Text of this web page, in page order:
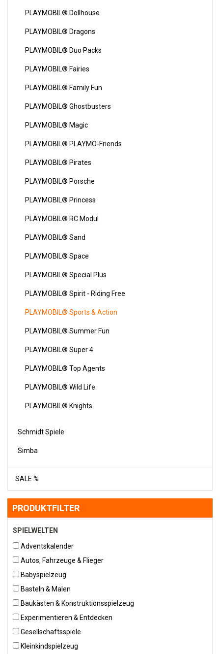
PLAYMOBIL® Dollhouse
PLAYMOBIL® Dragons
PLAYMOBIL® Duo Packs
PLAYMOBIL® Fairies
PLAYMOBIL® Family Fun
PLAYMOBIL® Ghostbusters
PLAYMOBIL® Magic
PLAYMOBIL® PLAYMO-Friends
PLAYMOBIL® Pirates
PLAYMOBIL® Porsche
PLAYMOBIL® Princess
PLAYMOBIL® RC Modul
PLAYMOBIL® Sand
PLAYMOBIL® Space
PLAYMOBIL® Special Plus
PLAYMOBIL® Spirit - Riding Free
PLAYMOBIL® Sports & Action
PLAYMOBIL® Summer Fun
PLAYMOBIL® Super 4
PLAYMOBIL® Top Agents
PLAYMOBIL® Wild Life
PLAYMOBIL® Knights
Schmidt Spiele
Simba
SALE %
PRODUKTFILTER
SPIELWELTEN
Adventskalender
Autos, Fahrzeuge & Flieger
Babyspielzeug
Basteln & Malen
Baukästen & Konstruktionsspielzeug
Experimentieren & Entdecken
Gesellschaftsspiele
Kleinkindspielzeug